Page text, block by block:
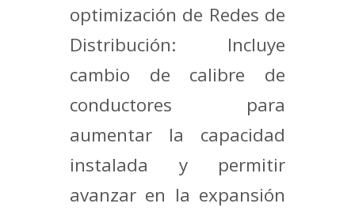
optimización de Redes de
Distribución: Incluye
cambio de calibre de
conductores para
aumentar la capacidad
instalada y permitir
avanzar en la expansión